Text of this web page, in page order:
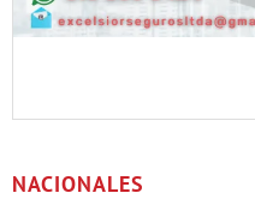
NACIONALES